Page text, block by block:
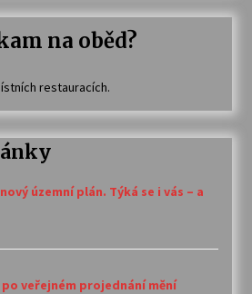
na oběd?
restauracích.
územní plán. Týká se i vás – a
po veřejném projednání mění